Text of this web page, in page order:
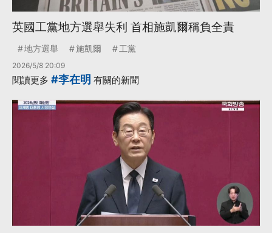
英國工黨地方選舉失利 首相施凱爾稱負全責
地方選舉 施凱爾 工黨
2026/5/8 20:09
閱讀更多 #李在明 有關的新聞